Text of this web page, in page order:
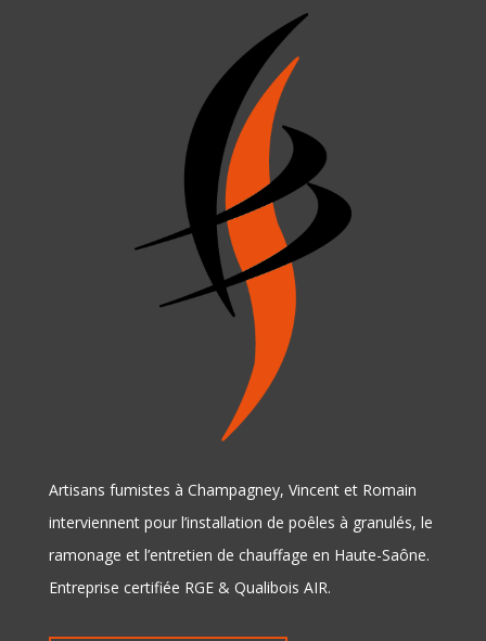
Artisans fumistes à Champagney, Vincent et Romain
interviennent pour l’installation de poêles à granulés, le
ramonage et l’entretien de chauffage en Haute-Saône.
Entreprise certifiée RGE & Qualibois AIR.